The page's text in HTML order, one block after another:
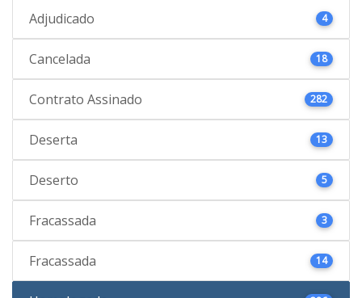
Adjudicado 4
Cancelada 18
Contrato Assinado 282
Deserta 13
Deserto 5
Fracassada 3
Fracassada 14